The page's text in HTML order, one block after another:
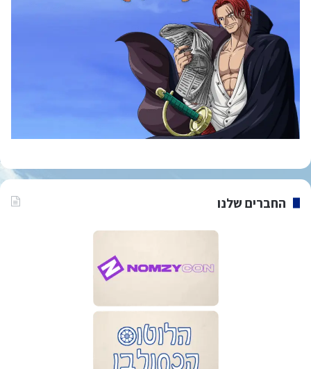
החברים שלנו